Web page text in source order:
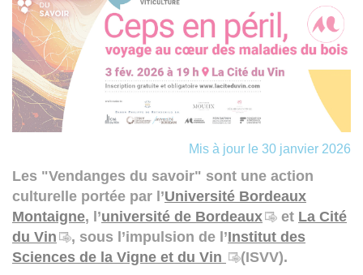
Mis à jour le 30 janvier 2026
Les "Vendanges du savoir" sont une action
culturelle portée par l’Université Bordeaux
Montaigne, l’université de Bordeaux et La Cité
du Vin
, sous l’impulsion de l’Institut des
Sciences de la Vigne et du Vin
(ISVV).